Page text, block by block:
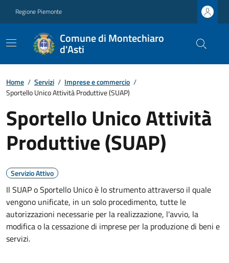
Regione Piemonte
Comune di Montechiaro
d'Asti
Home / Servizi / Imprese e commercio /
Sportello Unico Attività Produttive (SUAP)
Sportello Unico Attività
Produttive (SUAP)
Servizio Attivo
Il SUAP o Sportello Unico è lo strumento attraverso il quale
vengono unificate, in un solo procedimento, tutte le
autorizzazioni necessarie per la realizzazione, l'avvio, la
modifica o la cessazione di imprese per la produzione di beni e
servizi.